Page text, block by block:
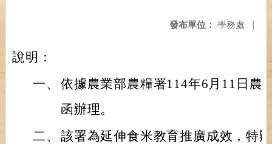
發布單位： 學務處 |
說明：
一、 依據農業部農糧署114年6月11日農
函辦理。
二、 該署為延伸食米教育推廣成效，特